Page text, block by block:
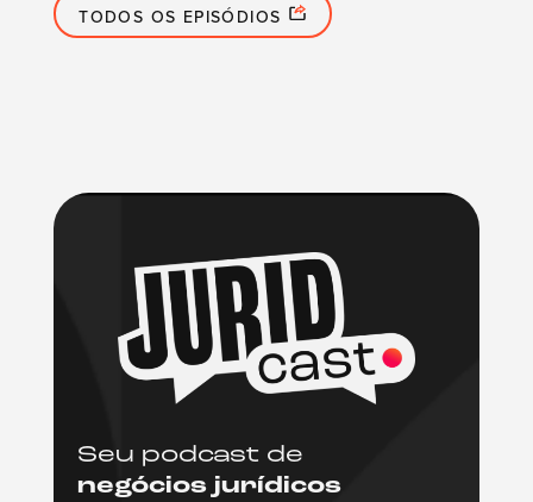
TODOS OS EPISÓDIOS
Seu podcast de
negócios jurídicos